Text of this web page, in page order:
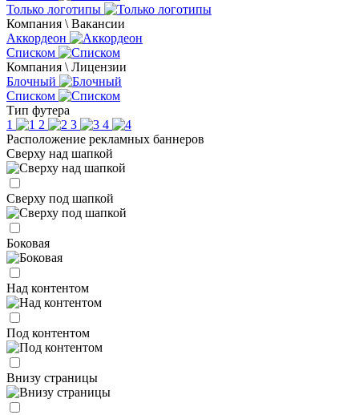
Только логотипы
Компания \ Вакансии
Аккордеон
Списком
Компания \ Лицензии
Блочный
Списком
Тип футера
1
2 3
4
Расположение рекламных баннеров
Сверху над шапкой
Сверху под шапкой
Боковая
Над контентом
Под контентом
Внизу страницы